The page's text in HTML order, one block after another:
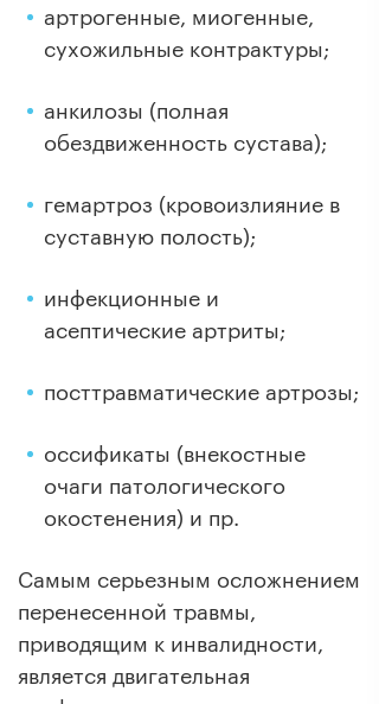
артрогенные, миогенные,
сухожильные контрактуры;
анкилозы (полная
обездвиженность сустава);
гемартроз (кровоизлияние в
суставную полость);
инфекционные и
асептические артриты;
посттравматические артрозы;
оссификаты (внекостные
очаги патологического
окостенения) и пр.
Самым серьезным осложнением
перенесенной травмы,
приводящим к инвалидности,
является двигательная